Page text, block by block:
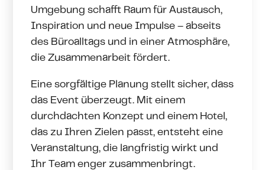
Umgebung schafft Raum für Austausch,
Inspiration und neue Impulse – abseits
des Büroalltags und in einer Atmosphäre,
die Zusammenarbeit fördert.
Eine sorgfältige Planung stellt sicher, dass
das Event überzeugt. Mit einem
durchdachten Konzept und einem Hotel,
das zu Ihren Zielen passt, entsteht eine
Veranstaltung, die langfristig wirkt und
Ihr Team enger zusammenbringt.